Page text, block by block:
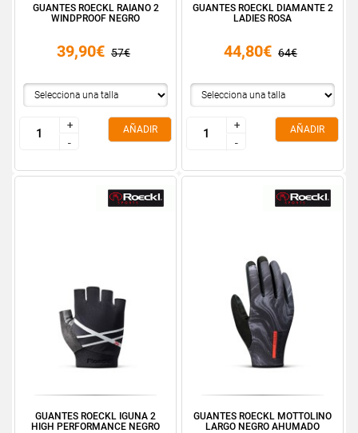
GUANTES ROECKL RAIANO 2
WINDPROOF NEGRO
39,90€ 57€
+
-
+
-
AÑADIR
GUANTES ROECKL DIAMANTE 2
LADIES ROSA
44,80€ 64€
+
-
+
-
AÑADIR
GUANTES ROECKL IGUNA 2
HIGH PERFORMANCE NEGRO
GUANTES ROECKL MOTTOLINO
LARGO NEGRO AHUMADO